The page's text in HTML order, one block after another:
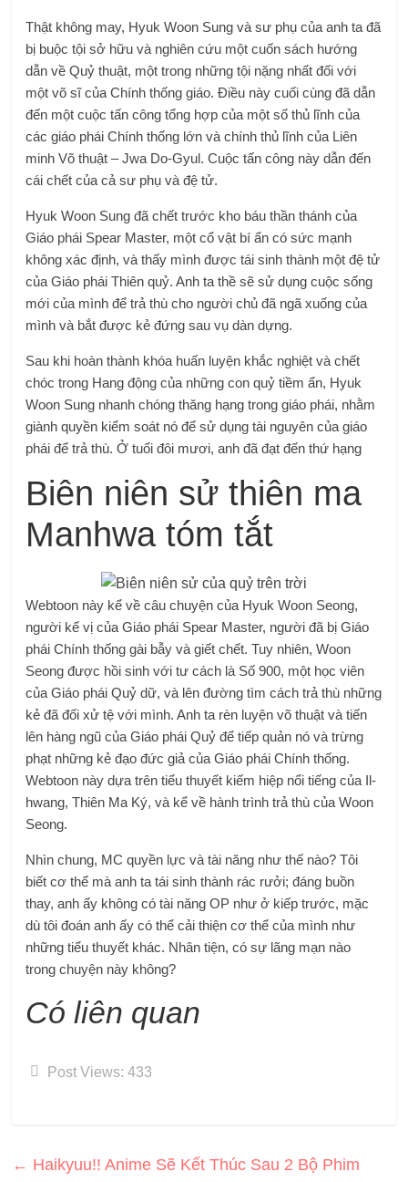
Thật không may, Hyuk Woon Sung và sư phụ của anh ta đã
bị buộc tội sở hữu và nghiên cứu một cuốn sách hướng
dẫn về Quỷ thuật, một trong những tội nặng nhất đối với
một võ sĩ của Chính thống giáo. Điều này cuối cùng đã dẫn
đến một cuộc tấn công tổng hợp của một số thủ lĩnh của
các giáo phái Chính thống lớn và chính thủ lĩnh của Liên
minh Võ thuật – Jwa Do-Gyul. Cuộc tấn công này dẫn đến
cái chết của cả sư phụ và đệ tử.
Hyuk Woon Sung đã chết trước kho báu thần thánh của
Giáo phái Spear Master, một cổ vật bí ẩn có sức mạnh
không xác định, và thấy mình được tái sinh thành một đệ tử
của Giáo phái Thiên quỷ. Anh ta thề sẽ sử dụng cuộc sống
mới của mình để trả thù cho người chủ đã ngã xuống của
mình và bắt được kẻ đứng sau vụ dàn dựng.
Sau khi hoàn thành khóa huấn luyện khắc nghiệt và chết
chóc trong Hang động của những con quỷ tiềm ẩn, Hyuk
Woon Sung nhanh chóng thăng hạng trong giáo phái, nhằm
giành quyền kiểm soát nó để sử dụng tài nguyên của giáo
phái để trả thù. Ở tuổi đôi mươi, anh đã đạt đến thứ hạng
Biên niên sử thiên ma
Manhwa tóm tắt
Webtoon này kể về câu chuyện của Hyuk Woon Seong,
người kế vị của Giáo phái Spear Master, người đã bị Giáo
phái Chính thống gài bẫy và giết chết. Tuy nhiên, Woon
Seong được hồi sinh với tư cách là Số 900, một học viên
của Giáo phái Quỷ dữ, và lên đường tìm cách trả thù những
kẻ đã đối xử tệ với mình. Anh ta rèn luyện võ thuật và tiến
lên hàng ngũ của Giáo phái Quỷ để tiếp quản nó và trừng
phạt những kẻ đạo đức giả của Giáo phái Chính thống.
Webtoon này dựa trên tiểu thuyết kiếm hiệp nổi tiếng của Il-
hwang, Thiên Ma Ký, và kể về hành trình trả thù của Woon
Seong.
Nhìn chung, MC quyền lực và tài năng như thế nào? Tôi
biết cơ thể mà anh ta tái sinh thành rác rưởi; đáng buồn
thay, anh ấy không có tài năng OP như ở kiếp trước, mặc
dù tôi đoán anh ấy có thể cải thiện cơ thể của mình như
những tiểu thuyết khác. Nhân tiện, có sự lãng mạn nào
trong chuyện này không?
Có liên quan
Post Views: 433
← Haikyuu!! Anime Sẽ Kết Thúc Sau 2 Bộ Phim